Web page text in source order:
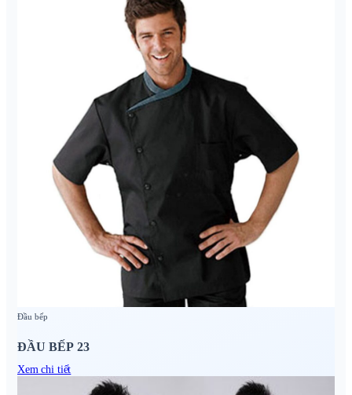
Đầu bếp
ĐẦU BẾP 23
Xem chi tiết